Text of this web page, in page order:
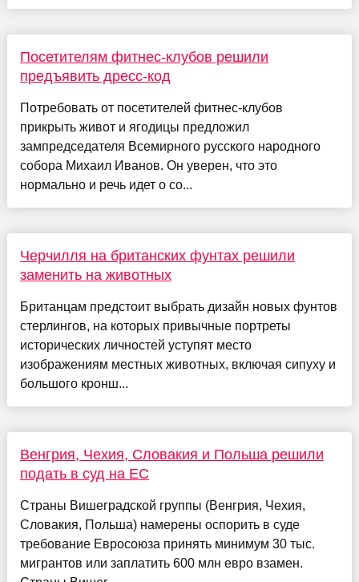
Посетителям фитнес-клубов решили
предъявить дресс-код
Потребовать от посетителей фитнес-клубов
прикрыть живот и ягодицы предложил
зампредседателя Всемирного русского народного
собора Михаил Иванов. Он уверен, что это
нормально и речь идет о со...
Черчилля на британских фунтах решили
заменить на животных
Британцам предстоит выбрать дизайн новых фунтов
стерлингов, на которых привычные портреты
исторических личностей уступят место
изображениям местных животных, включая сипуху и
большого кронш...
Венгрия, Чехия, Словакия и Польша решили
подать в суд на ЕС
Страны Вишеградской группы (Венгрия, Чехия,
Словакия, Польша) намерены оспорить в суде
требование Евросоюза принять минимум 30 тыс.
мигрантов или заплатить 600 млн евро взамен.